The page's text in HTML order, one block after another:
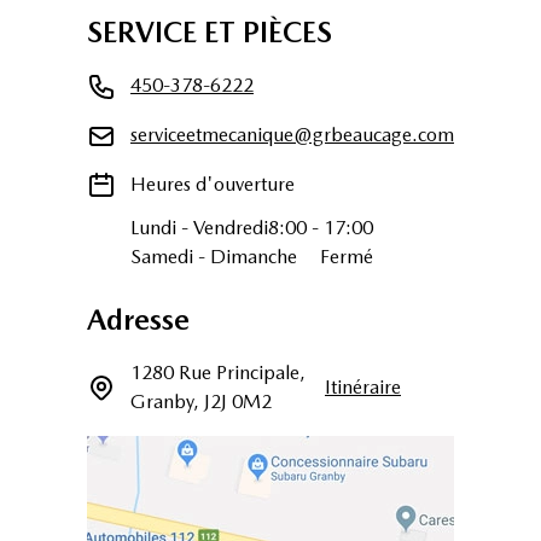
SERVICE ET PIÈCES
450-378-6222
serviceetmecanique@grbeaucage.com
Heures d'ouverture
Lundi - Vendredi8:00 - 17:00
Samedi - Dimanche Fermé
Adresse
1280 Rue Principale,
Granby, J2J 0M2
Itinéraire